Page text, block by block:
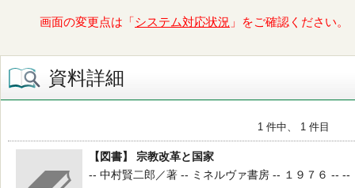
画面の変更点は「 システム対応状況 」をご確認ください。
資料詳細
1 件中、 1 件目
【図書】 宗教改革と国家
-- 中村賢二郎／著 -- ミネルヴァ書房 -- １９７６ -- --